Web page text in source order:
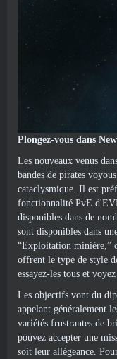
Plongez-vous dans
Les nouveaux venus
bandes de pirates
cataclysmique. Il est
fonctionnalité PvE
disponibles dans de
sont disponibles dans
“Exploitation minière,”
offrent le type de style
essayez-les tous et
Les objectifs vont du
appelant généralement
variétés frustrantes de
pouvez accepter une
soit leur allégeance.